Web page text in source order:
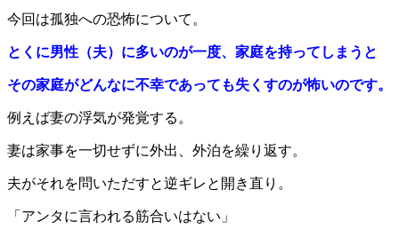
今回は孤独への恐怖について。
とくに男性（夫）に多いのが一度、家庭を持ってしまうと
その家庭がどんなに不幸であっても失くすのが怖いのです。
例えば妻の浮気が発覚する。
妻は家事を一切せずに外出、外泊を繰り返す。
夫がそれを問いただすと逆ギレと開き直り。
「アンタに言われる筋合いはない」